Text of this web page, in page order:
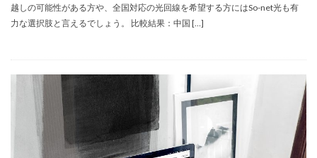
越しの可能性がある方や、全国対応の光回線を希望する方にはSo-net光も有
力な選択肢と言えるでしょう。 比較結果：中国 […]